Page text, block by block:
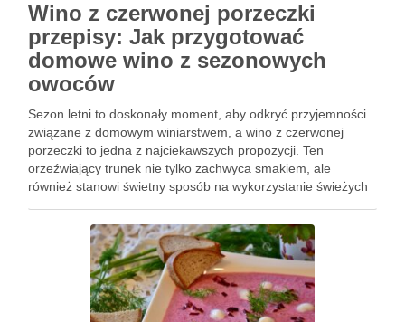
Wino z czerwonej porzeczki
przepisy: Jak przygotować
domowe wino z sezonowych
owoców
Sezon letni to doskonały moment, aby odkryć przyjemności
związane z domowym winiarstwem, a wino z czerwonej
porzeczki to jedna z najciekawszych propozycji. Ten
orzeźwiający trunek nie tylko zachwyca smakiem, ale
również stanowi świetny sposób na wykorzystanie świeżych
porzeczek może wydawać się skomplikowane, jednak …